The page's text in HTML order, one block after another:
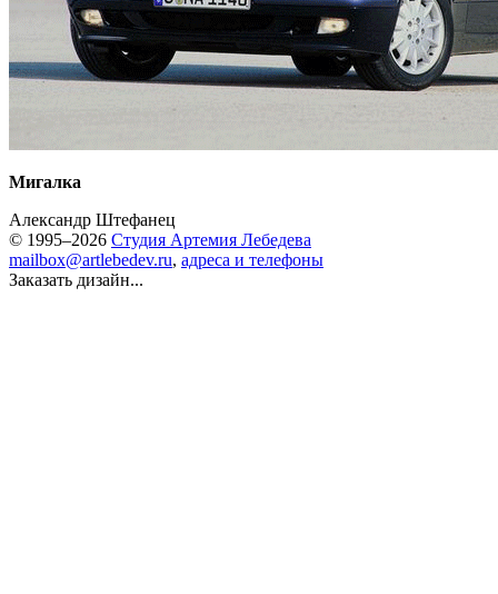
Мигалка
Александр Штефанец
© 1995–2026 Студия Артемия Лебедева
mailbox@artlebedev.ru, адреса и телефоны
Заказать дизайн...